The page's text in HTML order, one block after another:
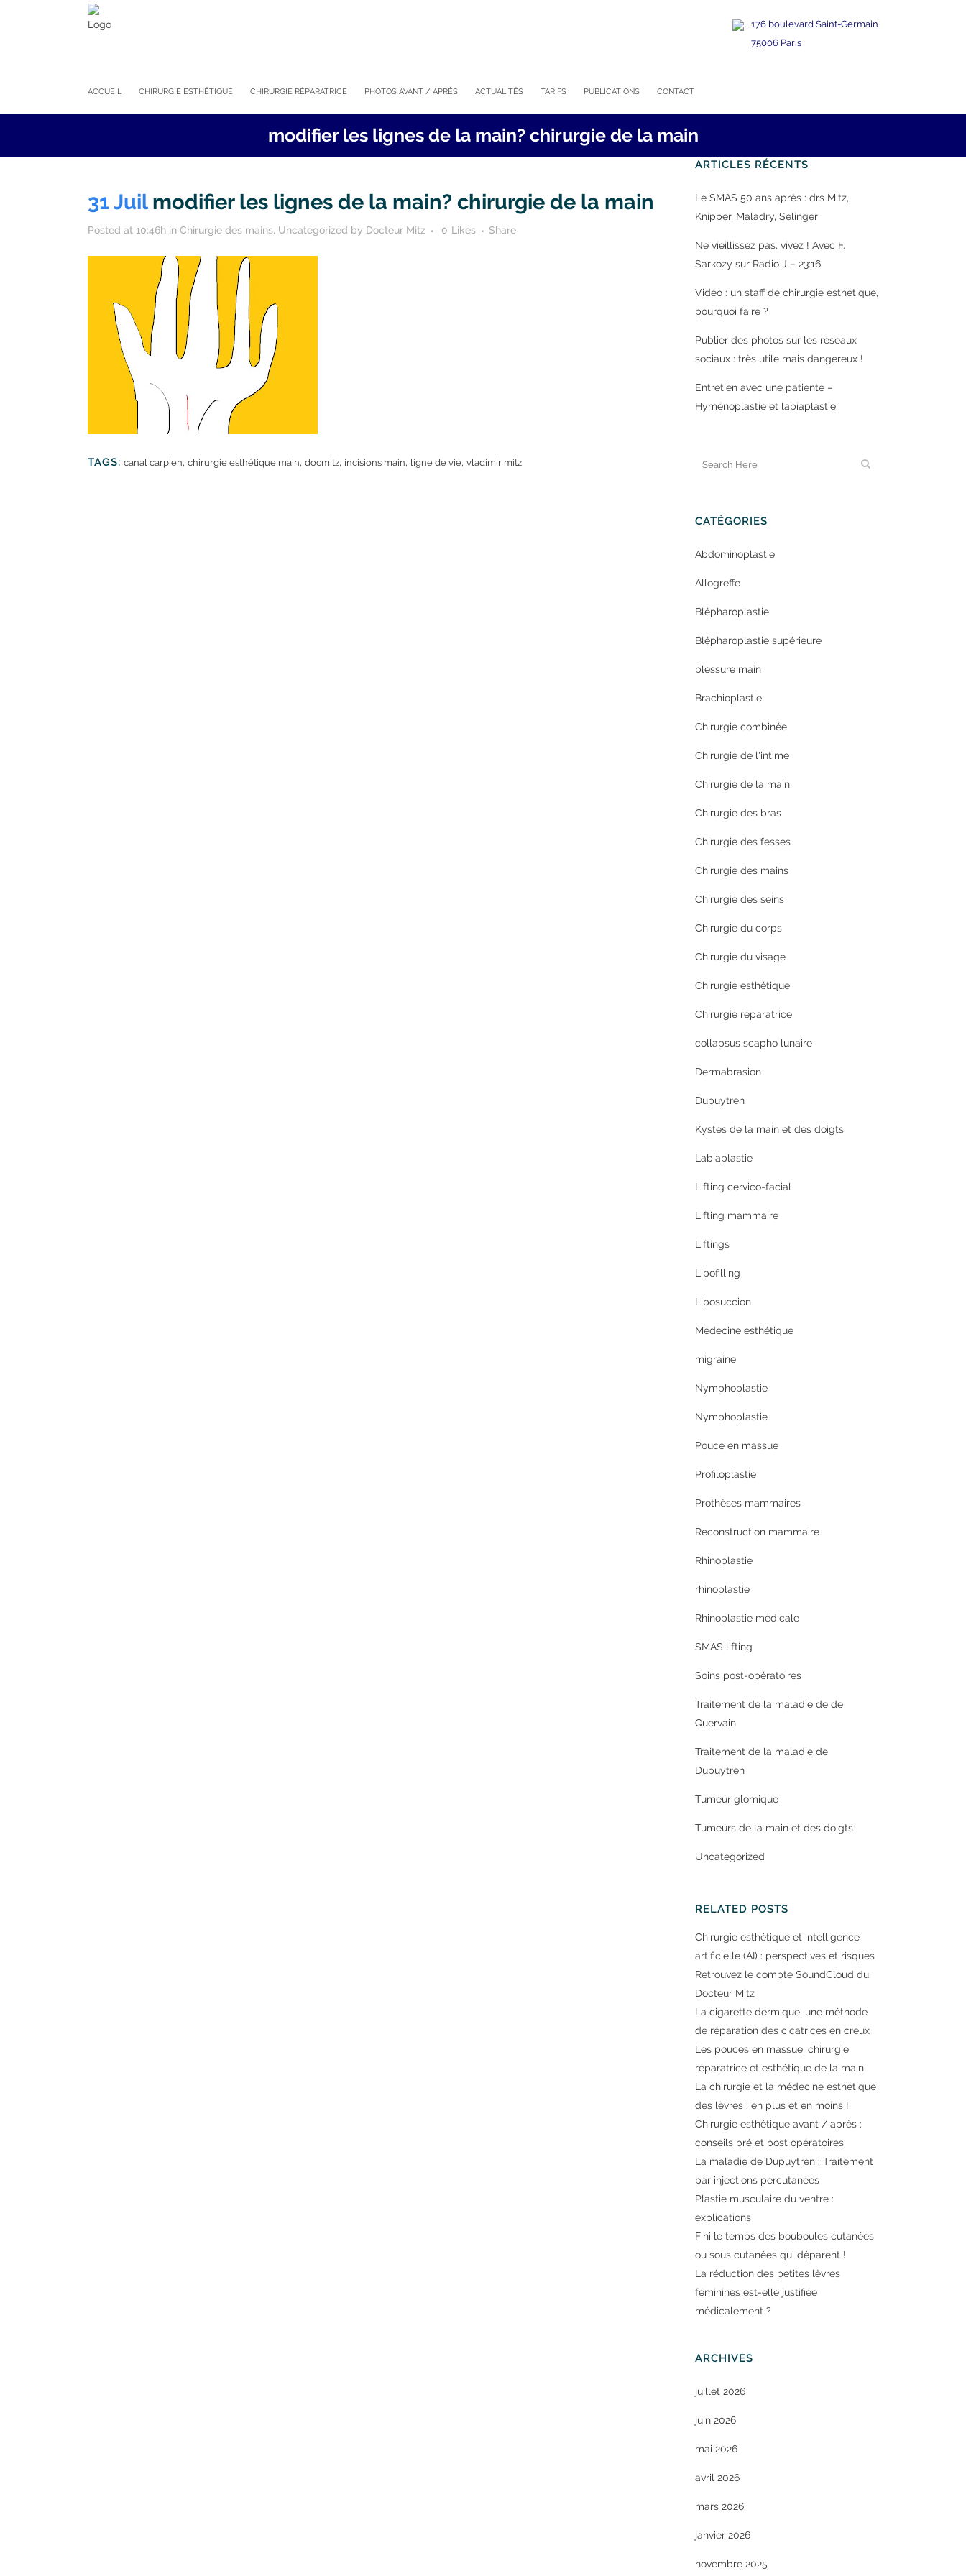
176 boulevard Saint-Germain
75006 Paris
ACCUEIL CHIRURGIE ESTHÉTIQUE CHIRURGIE RÉPARATRICE PHOTOS AVANT / APRÈS ACTUALITÉS TARIFS PUBLICATIONS CONTACT
modifier les lignes de la main? chirurgie de la main
31 Juilmodifier les lignes de la main? chirurgie de la main
Posted at 10:46h in Chirurgie des mains, Uncategorized by Docteur Mitz 0 Likes Share
TAGS: canal carpien, chirurgie esthétique main, docmitz, incisions main, ligne de vie, vladimir mitz
ARTICLES RÉCENTS
Le SMAS 50 ans après : drs Mitz,
Knipper, Maladry, Selinger
Ne vieillissez pas, vivez ! Avec F.
Sarkozy sur Radio J – 23:16
Vidéo : un staff de chirurgie esthétique,
pourquoi faire ?
Publier des photos sur les réseaux
sociaux : très utile mais dangereux !
Entretien avec une patiente –
Hyménoplastie et labiaplastie
CATÉGORIES
Abdominoplastie
Allogreffe
Blépharoplastie
Blépharoplastie supérieure
blessure main
Brachioplastie
Chirurgie combinée
Chirurgie de l'intime
Chirurgie de la main
Chirurgie des bras
Chirurgie des fesses
Chirurgie des mains
Chirurgie des seins
Chirurgie du corps
Chirurgie du visage
Chirurgie esthétique
Chirurgie réparatrice
collapsus scapho lunaire
Dermabrasion
Dupuytren
Kystes de la main et des doigts
Labiaplastie
Lifting cervico-facial
Lifting mammaire
Liftings
Lipofilling
Liposuccion
Médecine esthétique
migraine
Nymphoplastie
Nymphoplastie
Pouce en massue
Profiloplastie
Prothèses mammaires
Reconstruction mammaire
Rhinoplastie
rhinoplastie
Rhinoplastie médicale
SMAS lifting
Soins post-opératoires
Traitement de la maladie de de
Quervain
Traitement de la maladie de
Dupuytren
Tumeur glomique
Tumeurs de la main et des doigts
Uncategorized
RELATED POSTS
Chirurgie esthétique et intelligence
artificielle (AI) : perspectives et risques
Retrouvez le compte SoundCloud du
Docteur Mitz
La cigarette dermique, une méthode
de réparation des cicatrices en creux
Les pouces en massue, chirurgie
réparatrice et esthétique de la main
La chirurgie et la médecine esthétique
des lèvres : en plus et en moins !
Chirurgie esthétique avant / après :
conseils pré et post opératoires
La maladie de Dupuytren : Traitement
par injections percutanées
Plastie musculaire du ventre :
explications
Fini le temps des bouboules cutanées
ou sous cutanées qui déparent !
La réduction des petites lèvres
féminines est-elle justifiée
médicalement ?
ARCHIVES
juillet 2026
juin 2026
mai 2026
avril 2026
mars 2026
janvier 2026
novembre 2025